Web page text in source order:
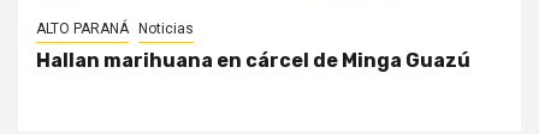
ALTO PARANÁ Noticias
Hallan marihuana en cárcel de Minga Guazú